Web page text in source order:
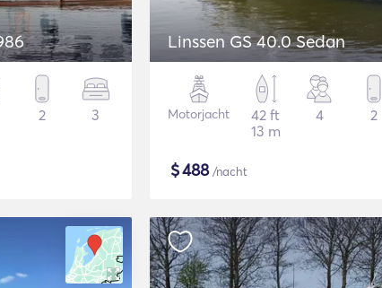
2 3
Linssen GS 40.0 Sedan
Motorjacht
42 ft
13 m
4 2
$488/nacht